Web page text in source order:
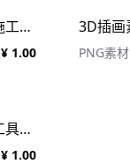
3D免扣素材工具施工工具
¥ 1.00 PNG素材
3D立体免扣素材工具办公工具模型
¥ 1.00